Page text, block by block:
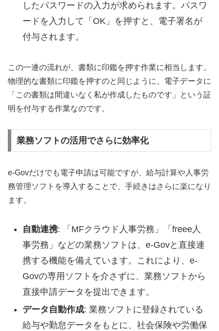
したパスワードの入力が求められます。パスワ
ードを入力して「OK」を押すと、電子署名が
付与されます。
この一連の流れが、書類に印鑑を押す作業に相当します。
物理的な書類に印鑑を押すのと同じように、電子データに
「この書類は間違いなく私が作成したものです」という証
明を付与する作業なのです。
業務ソフトの活用でさらに効率化
e-Govだけでも電子申請は可能ですが、給与計算や人事労
務管理ソフトを導入することで、手続きはさらに楽になり
ます。
自動連携: 「MFクラウド人事労務」「freee人
事労務」などの業務ソフトは、e-Govと直接連
携する機能を備えています。これにより、e-
Govの専用ソフトを介さずに、業務ソフトから
直接申請データを提出できます。
データ自動作成: 業務ソフトに登録されている
給与や勤怠データをもとに、社会保険や労働保